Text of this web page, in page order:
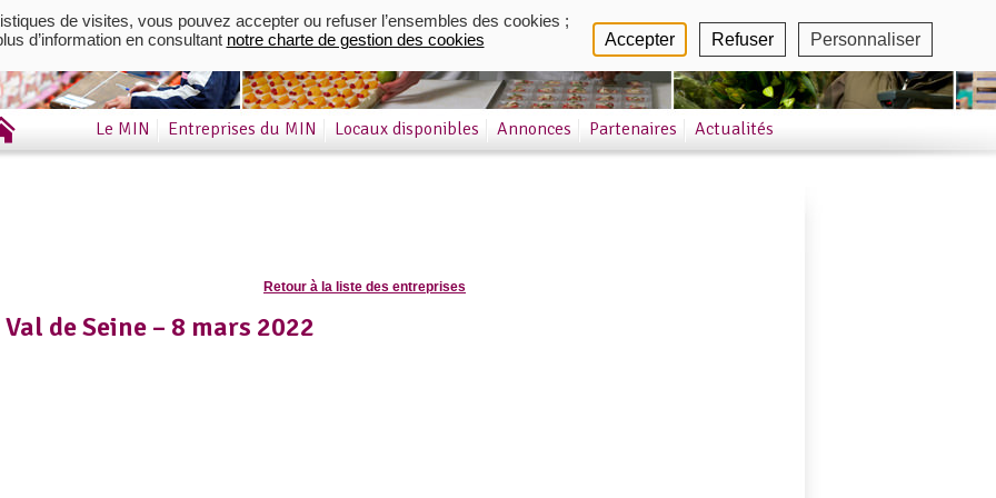
Le MIN Entreprises du MIN Locaux disponibles Annonces Partenaires Actualités
Retour à la liste des entreprises
de Seine – 8 mars 2022
de visites, vous pouvez accepter ou refuser l’ensembles des cookies ;
d’information en consultant notre charte de gestion des cookies Accepter Refuser Personnaliser